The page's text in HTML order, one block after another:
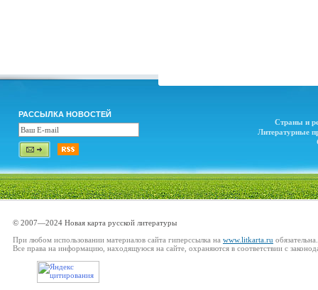
РАССЫЛКА НОВОСТЕЙ
Страны и
Литературные
© 2007—2024 Новая карта русской литературы
При любом использовании материалов сайта гиперссылка на www.litkarta.ru обязательна.
Все права на информацию, находящуюся на сайте, охраняются в соответствии с